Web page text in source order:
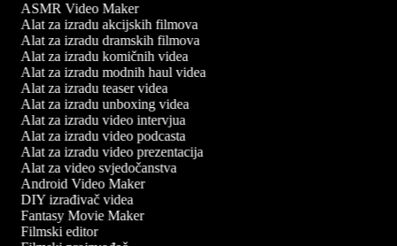
ASMR Video Maker
Alat za izradu akcijskih filmova
Alat za izradu dramskih filmova
Alat za izradu komičnih videa
Alat za izradu modnih haul videa
Alat za izradu teaser videa
Alat za izradu unboxing videa
Alat za izradu video intervjua
Alat za izradu video podcasta
Alat za izradu video prezentacija
Alat za video svjedočanstva
Android Video Maker
DIY izrađivač videa
Fantasy Movie Maker
Filmski editor